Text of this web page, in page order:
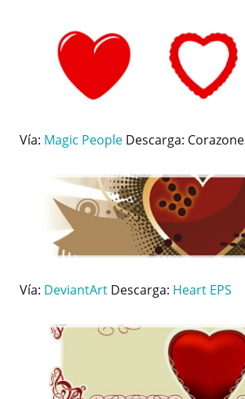
Vía: Magic People Descarga:
Vía: DeviantArt Descarga: Heart EPS